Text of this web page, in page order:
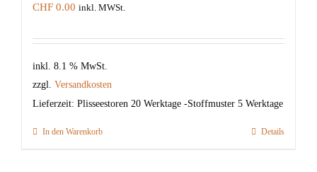
CHF 0.00 inkl. MWSt.
inkl. 8.1 % MwSt.
zzgl. Versandkosten
Lieferzeit: Plisseestoren 20 Werktage -Stoffmuster 5 Werktage
In den Warenkorb Details